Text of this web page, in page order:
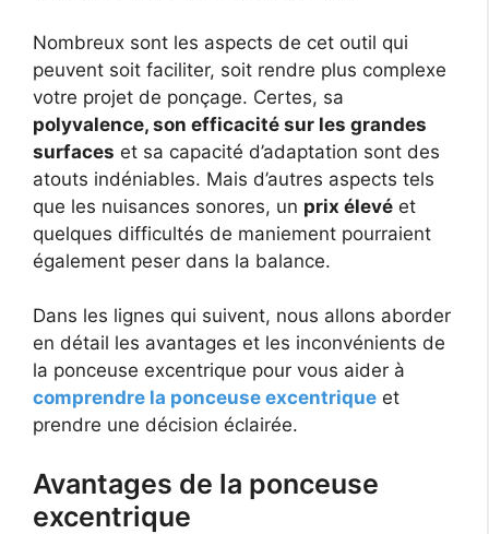
Nombreux sont les aspects de cet outil qui
peuvent soit faciliter, soit rendre plus complexe
votre projet de ponçage. Certes, sa
polyvalence, son efficacité sur les grandes
surfaces et sa capacité d’adaptation sont des
atouts indéniables. Mais d’autres aspects tels
que les nuisances sonores, un prix élevé et
quelques difficultés de maniement pourraient
également peser dans la balance.
Dans les lignes qui suivent, nous allons aborder
en détail les avantages et les inconvénients de
la ponceuse excentrique pour vous aider à
comprendre la ponceuse excentrique et
prendre une décision éclairée.
Avantages de la ponceuse
excentrique